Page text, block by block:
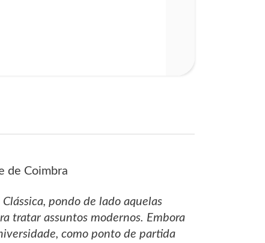
de Coimbra
pondo de lado aquelas
tratar assuntos modernos. Embora
como ponto de partida